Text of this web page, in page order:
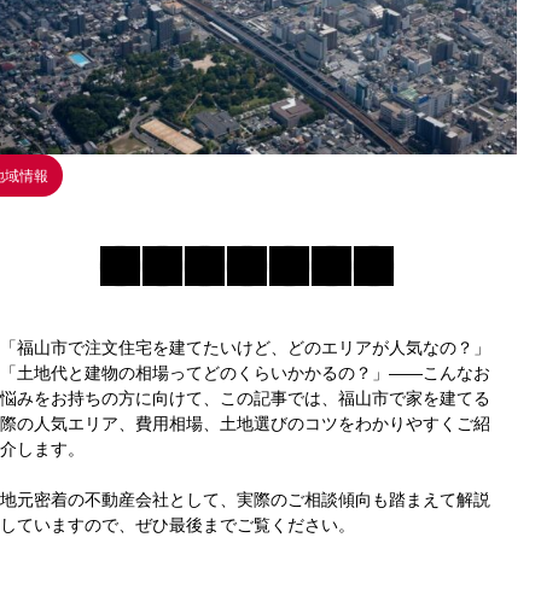
域情報
「福山市で注文住宅を建てたいけど、どのエリアが人気なの？」
「土地代と建物の相場ってどのくらいかかるの？」——こんなお
悩みをお持ちの方に向けて、この記事では、福山市で家を建てる
際の人気エリア、費用相場、土地選びのコツをわかりやすくご紹
介します。
地元密着の不動産会社として、実際のご相談傾向も踏まえて解説
していますので、ぜひ最後までご覧ください。